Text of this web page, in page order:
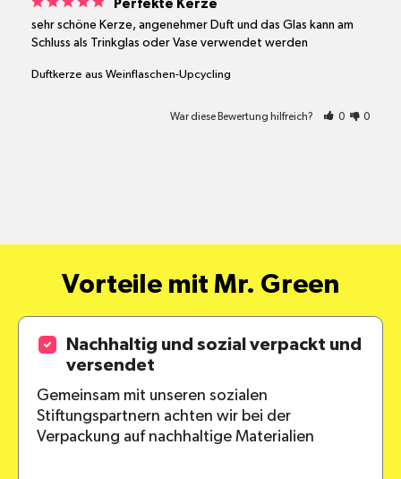
Perfekte Kerze
sehr schöne Kerze, angenehmer Duft und das Glas kann am
Schluss als Trinkglas oder Vase verwendet werden
Duftkerze aus Weinflaschen-Upcycling
War diese Bewertung hilfreich? 0 0
Vorteile mit Mr. Green
Nachhaltig und sozial verpackt und
versendet
Gemeinsam mit unseren sozialen
Stiftungspartnern achten wir bei der
Verpackung auf nachhaltige Materialien